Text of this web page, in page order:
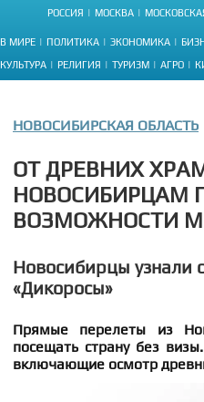
РОССИЯ МОСКВА
В МИРЕ ПОЛИТИКА ЭКОНОМИКА
КУЛЬТУРА РЕЛИГИЯ ТУРИЗМ АГРО
НОВОСИБИРСКАЯ ОБЛАСТЬ
ОТ ДРЕВНИХ
НОВОСИБИРЦАМ
ВОЗМОЖНОСТИ
Новосибирцы узнали
«Дикоросы»
Прямые перелеты из
посещать страну без
включающие осмотр